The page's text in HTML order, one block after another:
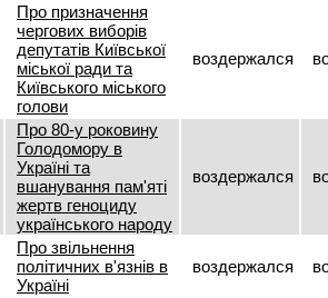
Про призначення
чергових виборів
депутатів Київської
міської ради та
Київського міського
голови
воздержался
Про 80-у роковину
Голодомору в
Україні та
вшанування пам'яті
жертв геноциду
українського народу
воздержался
Про звільнення
політичних в'язнів в
Україні
воздержался